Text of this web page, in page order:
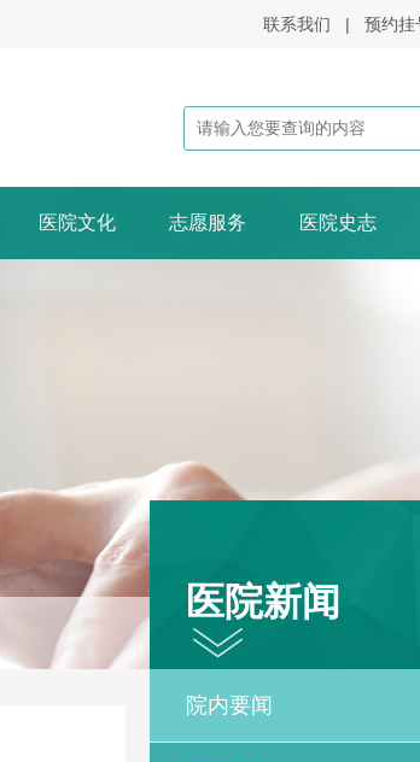
联系我们 | 预约挂
医院文化 志愿服务 医院史志
医院新闻
院内要闻